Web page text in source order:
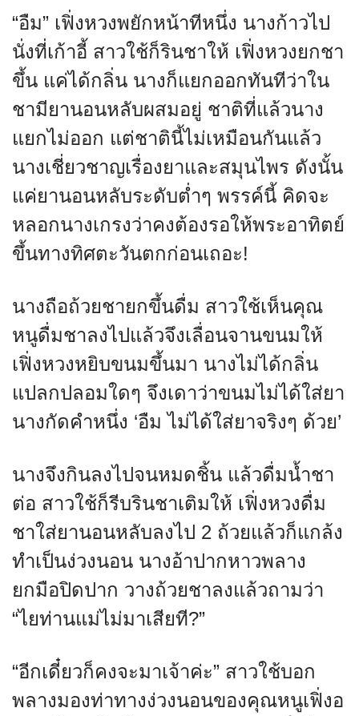
“อืม” เฟิ่งหวงพยักหน้าทีหนึ่ง นางก้าวไป
นั่งที่เก้าอี้ สาวใช้ก็รินชาให้ เฟิ่งหวงยกชา
ขึ้น แค่ได้กลิ่น นางก็แยกออกทันทีว่าใน
ชามียานอนหลับผสมอยู่ ชาติที่แล้วนาง
แยกไม่ออก แต่ชาตินี้ไม่เหมือนกันแล้ว
นางเชี่ยวชาญเรื่องยาและสมุนไพร ดังนั้น
แค่ยานอนหลับระดับต่ำๆ พรรค์นี้ คิดจะ
หลอกนางเกรงว่าคงต้องรอให้พระอาทิตย์
ขึ้นทางทิศตะวันตกก่อนเถอะ!
นางถือถ้วยชายกขึ้นดื่ม สาวใช้เห็นคุณ
หนูดื่มชาลงไปแล้วจึงเลื่อนจานขนมให้
เฟิ่งหวงหยิบขนมขึ้นมา นางไม่ได้กลิ่น
แปลกปลอมใดๆ จึงเดาว่าขนมไม่ได้ใส่ยา
นางกัดคำหนึ่ง ‘อืม ไม่ได้ใส่ยาจริงๆ ด้วย’
นางจึงกินลงไปจนหมดชิ้น แล้วดื่มน้ำชา
ต่อ สาวใช้ก็รีบรินชาเติมให้ เฟิ่งหวงดื่ม
ชาใส่ยานอนหลับลงไป 2 ถ้วยแล้วก็แกล้ง
ทำเป็นง่วงนอน นางอ้าปากหาวพลาง
ยกมือปิดปาก วางถ้วยชาลงแล้วถามว่า
“ไยท่านแม่ไม่มาเสียที?”
“อีกเดี๋ยวก็คงจะมาเจ้าค่ะ” สาวใช้บอก
พลางมองท่าทางง่วงนอนของคุณหนูเฟิ่งอ